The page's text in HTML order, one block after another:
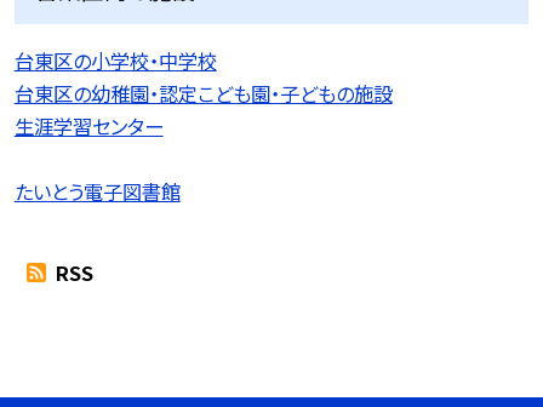
台東区の小学校・中学校
台東区の幼稚園・認定こども園・子どもの施設
生涯学習センター
たいとう電子図書館
RSS